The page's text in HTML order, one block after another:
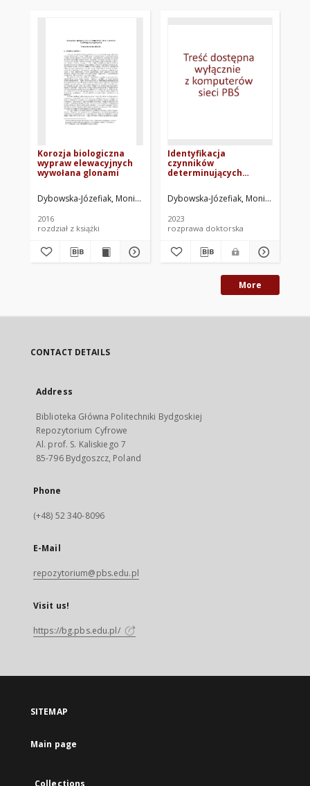
Korozja biologiczna
wypraw elewacyjnych
wywołana glonami
Dybowska-Józefiak, Monika Górska, Aleksandra. Oprac. Górecki,
2016
rozdział z książki
Identyfikacja
czynników
determinujących
elewacji budynków
Dybowska-Józefiak, Monika
2023
rozprawa doktorska
More
CONTACT DETAILS
Address
Biblioteka Główna Politechniki Bydgoskiej
Repozytorium Cyfrowe
Al. prof. S. Kaliskiego 7
85-796 Bydgoszcz, Poland
Phone
(+48) 52 340-8096
E-Mail
repozytorium@pbs.edu.pl
Visit us!
https://bg.pbs.edu.pl/
SITEMAP
Main page
Collections